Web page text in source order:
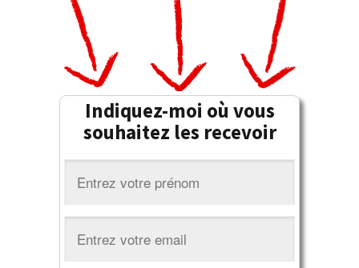
Indiquez-moi où vous
souhaitez les recevoir